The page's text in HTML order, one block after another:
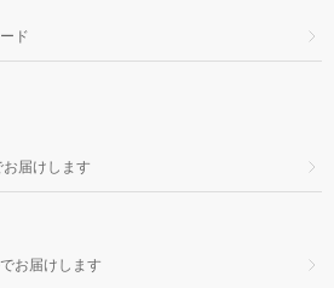
ド
届けします
お届けします